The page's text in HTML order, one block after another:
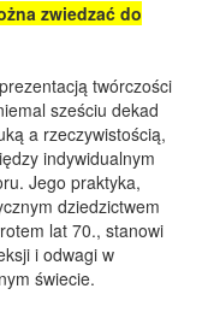
zwiedzać do
twórczości
sześciu dekad
a rzeczywistością,
indywidualnym
Jego praktyka,
dziedzictwem
lat 70., stanowi
i odwagi w
świecie.